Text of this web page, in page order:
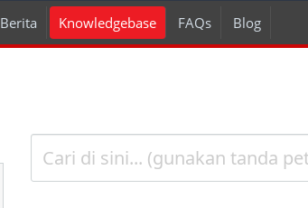
Berita Knowledgebase FAQs Blog